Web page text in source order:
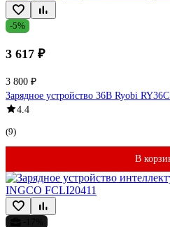
-5%
3 617 ₽
3 800 ₽
Зарядное устройство 36В Ryobi
4.4
(9)
В